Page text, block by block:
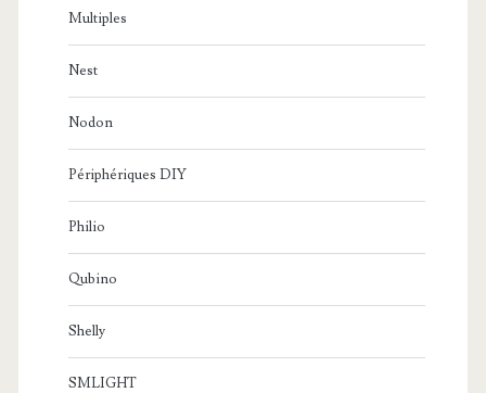
Multiples
Nest
Nodon
Périphériques DIY
Philio
Qubino
Shelly
SMLIGHT